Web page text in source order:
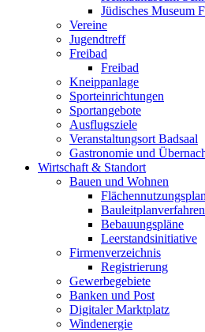
Jüdisches Museum
Vereine
Jugendtreff
Freibad
Freibad
Kneippanlage
Sporteinrichtungen
Sportangebote
Ausflugsziele
Veranstaltungsort Badsaal
Gastronomie und
Wirtschaft & Standort
Bauen und Wohnen
Flächennutzungsplan
Bauleitplanverfahren
Bebauungspläne
Leerstandsinitiative
Firmenverzeichnis
Registrierung
Gewerbegebiete
Banken und Post
Digitaler Marktplatz
Windenergie